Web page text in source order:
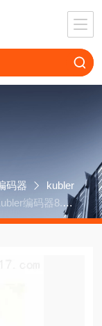
码器
kubler
编码器8.M